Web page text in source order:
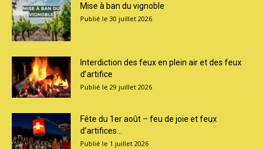
Mise à ban du vignoble
30 juillet 2026
Interdiction des feux en plein air et des feux
d’artifice
29 juillet 2026
Fête du 1er août – feu de joie et feux
d’artifices...
1 juillet 2026